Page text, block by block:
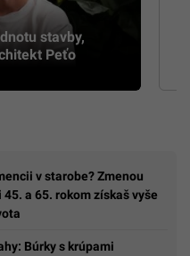
stavby,
Peťo
v starobe? Zmenou
a 65. rokom získaš vyše
Búrky s krúpami